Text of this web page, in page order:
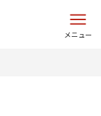
メニュー